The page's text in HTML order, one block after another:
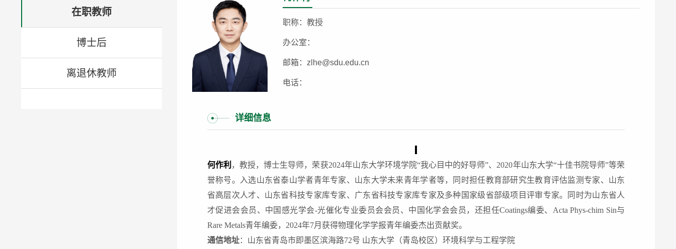
在职教师
博士后
离退休教师
职称：教授
办公室：
邮箱：zlhe@sdu.edu.cn
电话：
详细信息
何作利 ，教授 ，博士生导师 ，荣获2024年山东大学环境学院“我心目中的好导师”、2020年山东大学“十佳书院导师”等荣
誉称号。入选山东省泰山学者青年专家、山东大学未来青年学者等，同时担任教育部研究生教育评估监测专家、山东
省高层次人才、山东省科技专家库专家、广东省科技专家库专家及多种国家级省部级项目评审专家。同时为山东省人
才促进会会员、中国感光学会-光催化专业委员会会员、中国化学会会员，还担任Coatings编委、Acta Phys-chim Sin与
Rare Metals青年编委，2024年7月获得物理化学学报青年编委杰出贡献奖。
通信地址：山东省青岛市即墨区滨海路72号 山东大学（青岛校区）环境科学与工程学院